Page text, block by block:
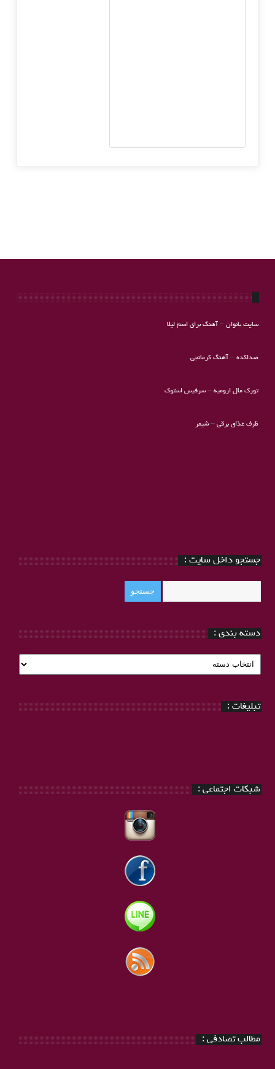
سایت بانوان– آهنگ برای اسم لیلا
صداکده– آهنگ کرمانجی
تورک مال ارومیه–سرفیس استوک
ظرف غذای برقی– شیمر
جستجو داخل سایت :
دسته بندی :
دسته
بندی
تبلیغات :
شبکات اجتماعی :
مطالب تصادفی :